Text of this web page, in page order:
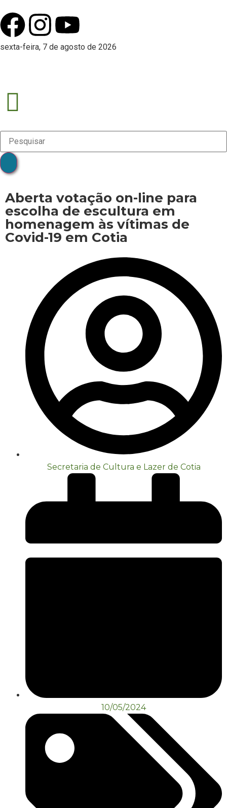
sexta-feira, 7 de agosto de 2026
Aberta votação on-line para
escolha de escultura em
homenagem às vítimas de
Covid-19 em Cotia
Secretaria de Cultura e Lazer de Cotia
10/05/2024